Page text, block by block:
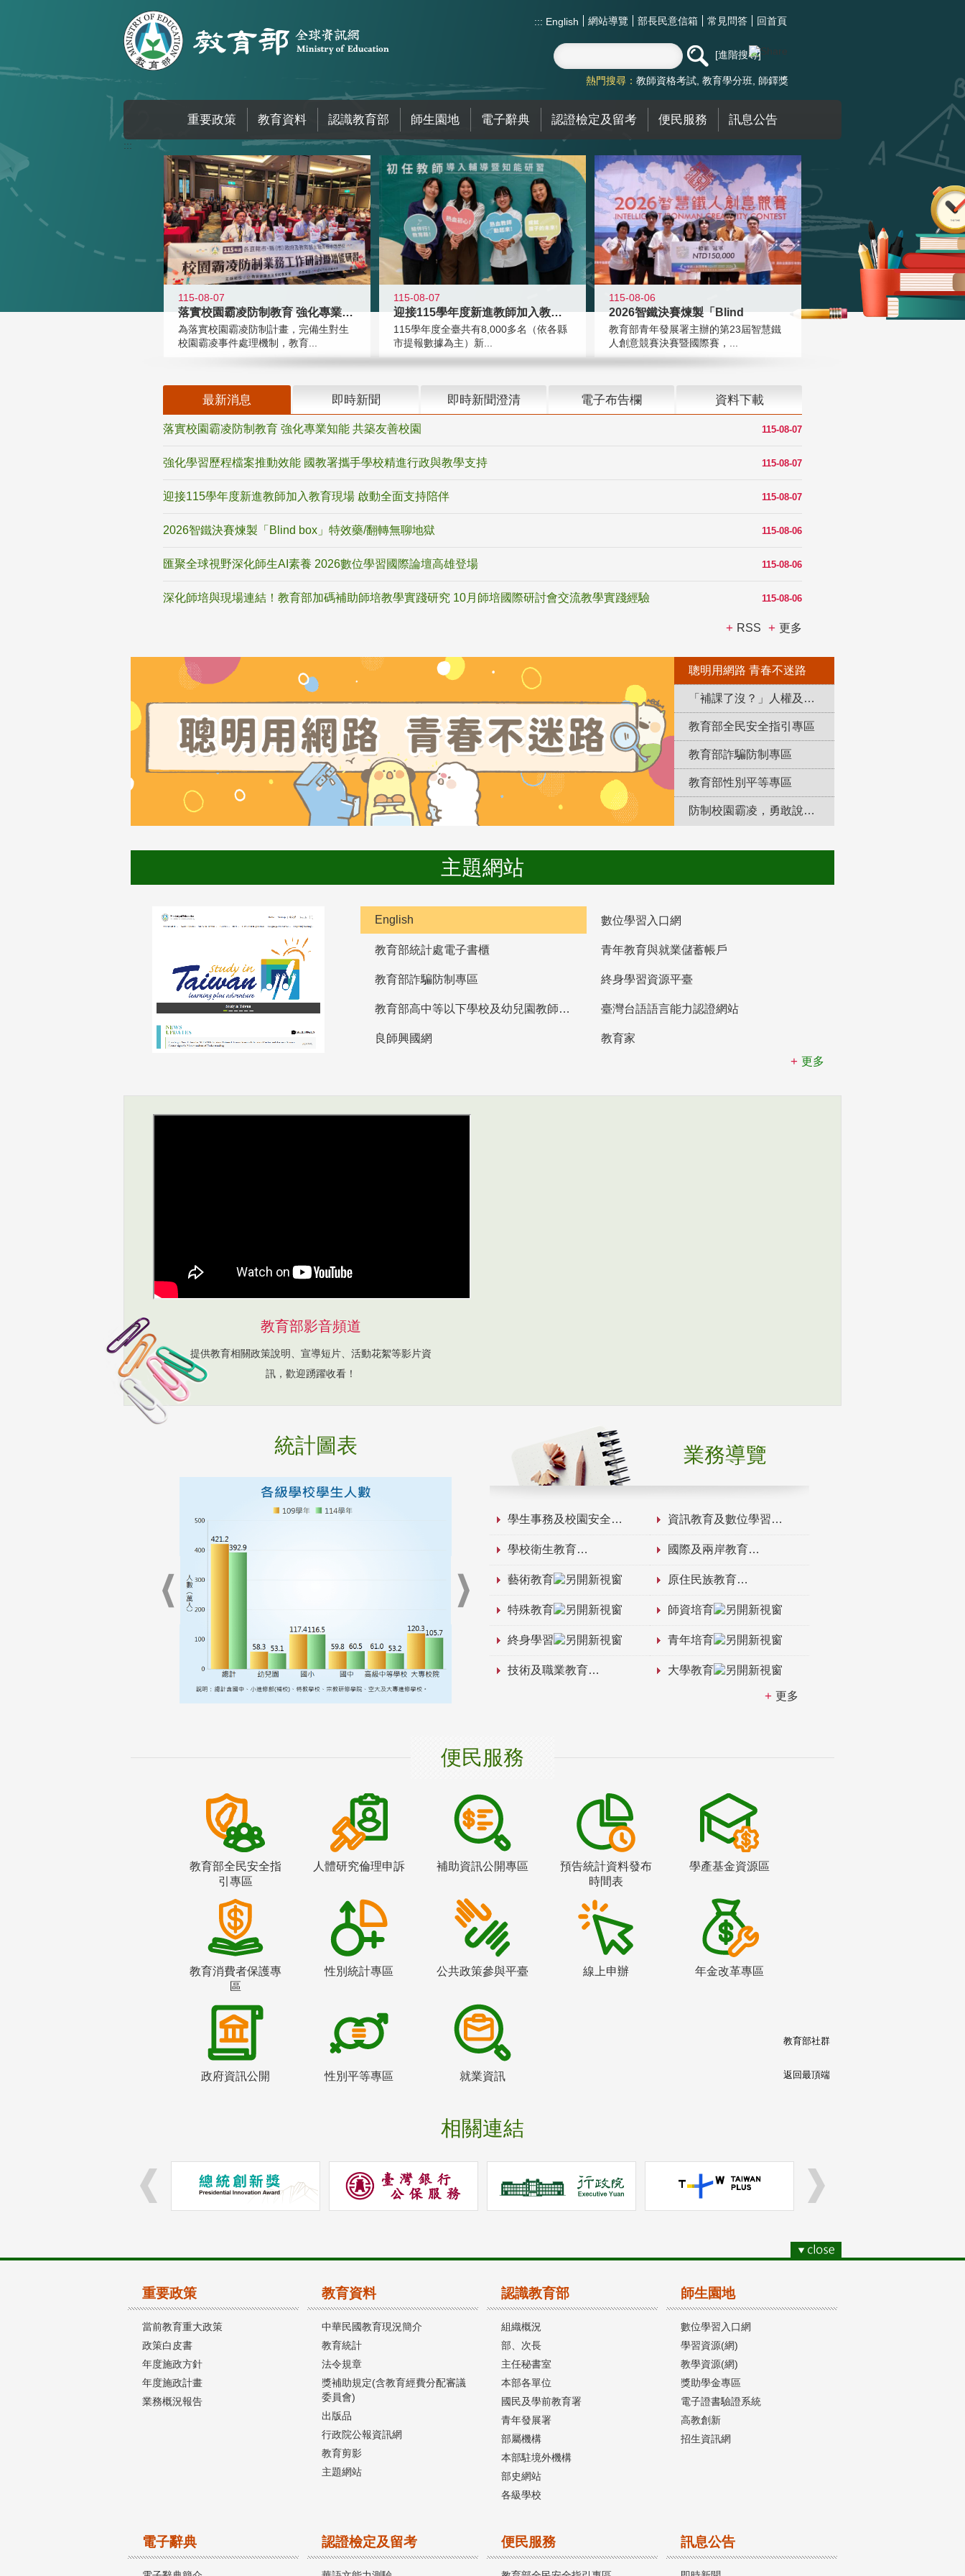
::: English 網站導覽 部長民意信箱 常見問答 回首頁
進階搜尋
熱門搜尋： 教師資格考試 教育學分班 師鐸獎
重要政策 教育資料 認識教育部 師生園地 電子辭典 認證檢定及留考 便民服務 訊息公告
:::
115-08-07
落實校園霸凌防制教育 強化專業知能
為落實校園霸凌防制計畫，完備生對生
校園霸凌事件處理機制，教育...
115-08-07
迎接115學年度新進教師加入教育現
115學年度全臺共有8,000多名（依各縣
市提報數據為主）新...
115-08-06
2026智鐵決賽煉製「Blind
教育部青年發展署主辦的第23屆智慧鐵
人創意競賽決賽暨國際賽，...
最新消息 即時新聞 即時新聞澄清 電子布告欄 資料下載
115-08-07
落實校園霸凌防制教育 強化專業知能 共築友善校園
115-08-07
強化學習歷程檔案推動效能 國教署攜手學校精進行政與教學支持
115-08-07
迎接115學年度新進教師加入教育現場 啟動全面支持陪伴
115-08-06
2026智鐵決賽煉製「Blind box」特效藥/翻轉無聊地獄
115-08-06
匯聚全球視野深化師生AI素養 2026數位學習國際論壇高雄登場
115-08-06
深化師培與現場連結！教育部加碼補助師培教學實踐研究 10月師培國際研討會交流教學實踐經驗
RSS 更多
聰明用網路 青春不迷路
「補課了沒？」人權及轉型正義教育專區
教育部全民安全指引專區
教育部詐騙防制專區
教育部性別平等專區
防制校園霸凌，勇敢說出來！
主題網站
English 數位學習入口網
教育部統計處電子書櫃 青年教育與就業儲蓄帳戶
教育部詐騙防制專區 終身學習資源平臺
教育部高中等以下學校及幼兒園教師資格檢定考試 臺灣台語語言能力認證網站
良師興國網
教育家
更多
教育部影音頻道
提供教育相關政策說明、宣導短片、活動花絮等影片資
訊，歡迎踴躍收看！
統計圖表 業務導覽
學生事務及校園安全 資訊教育及數位學習
學校衛生教育 國際及兩岸教育
藝術教育 原住民族教育
特殊教育 師資培育
終身學習 青年培育
技術及職業教育 大學教育
更多
便民服務
教育部全民安全指
引專區
人體研究倫理申訴 補助資訊公開專區
預告統計資料發布
時間表
學產基金資源區
教育消費者保護專
區
性別統計專區 公共政策參與平臺 線上申辦 年金改革專區
政府資訊公開 性別平等專區 就業資訊
相關連結
教育部社群
返回最頂端
重要政策
當前教育重大政策
政策白皮書
年度施政方針
年度施政計畫
業務概況報告
教育資料
中華民國教育現況簡介
教育統計
法令規章
獎補助規定(含教育經費分配審議
委員會)
出版品
行政院公報資訊網
教育剪影
主題網站
認識教育部
組織概況
部、次長
主任秘書室
本部各單位
國民及學前教育署
青年發展署
部屬機構
本部駐境外機構
部史網站
各級學校
師生園地
數位學習入口網
學習資源(網)
教學資源(網)
獎助學金專區
電子證書驗證系統
高教創新
招生資訊網
電子辭典 認證檢定及留考 便民服務 訊息公告